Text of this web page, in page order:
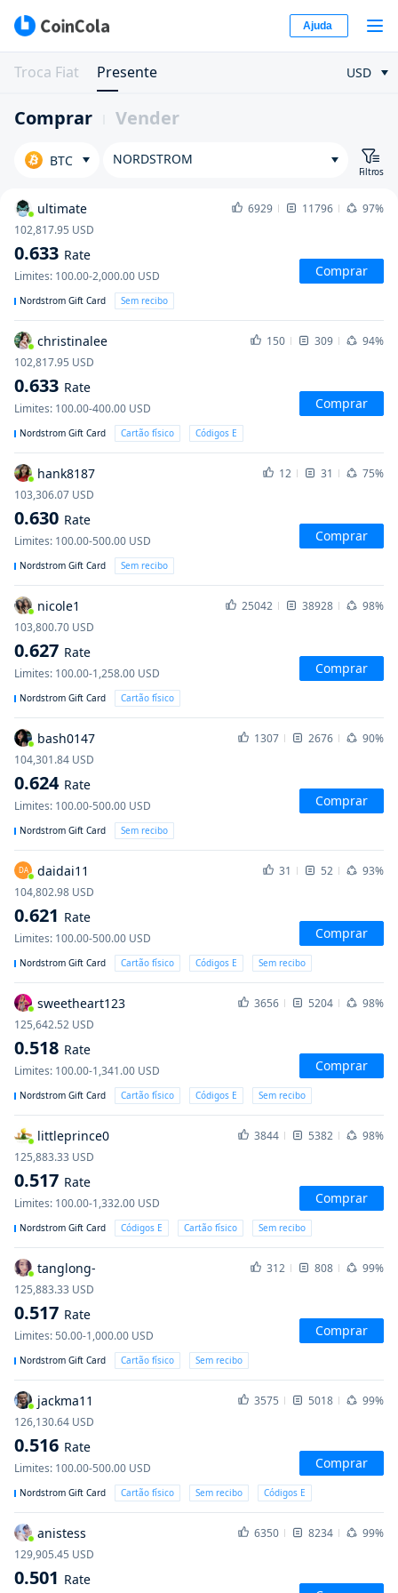
Ajuda
Troca Fiat Presente USD
Comprar Vender
BTC NORDSTROM
Filtros
ultimate 6929 11796
97%
102,817.95 USD
0.633 Rate
Limites: 100.00-2,000.00 USD Comprar
Nordstrom Gift Card Sem recibo
christinalee 150 309
94%
102,817.95 USD
0.633 Rate
Limites: 100.00-400.00 USD Comprar
Nordstrom Gift Card Cartão físico Códigos E
hank8187 12 31
75%
103,306.07 USD
0.630 Rate
Limites: 100.00-500.00 USD Comprar
Nordstrom Gift Card Sem recibo
nicole1 25042 38928
98%
103,800.70 USD
0.627 Rate
Limites: 100.00-1,258.00 USD Comprar
Nordstrom Gift Card Cartão físico
bash0147 1307 2676
90%
104,301.84 USD
0.624 Rate
Limites: 100.00-500.00 USD Comprar
Nordstrom Gift Card Sem recibo
DA daidai11 31 52
93%
104,802.98 USD
0.621 Rate
Limites: 100.00-500.00 USD Comprar
Nordstrom Gift Card Cartão físico Códigos E Sem recibo
sweetheart123 3656 5204
98%
125,642.52 USD
0.518 Rate
Limites: 100.00-1,341.00 USD Comprar
Nordstrom Gift Card Cartão físico Códigos E Sem recibo
littleprince0 3844 5382
98%
125,883.33 USD
0.517 Rate
Limites: 100.00-1,332.00 USD Comprar
Nordstrom Gift Card Códigos E Cartão físico Sem recibo
tanglong- 312 808
99%
125,883.33 USD
0.517 Rate
Limites:50.00-1,000.00 USD Comprar
Nordstrom Gift Card Cartão físico Sem recibo
jackma11 3575 5018
99%
126,130.64 USD
0.516 Rate
Limites: 100.00-500.00 USD Comprar
Nordstrom Gift Card Cartão físico Sem recibo Códigos E
anistess 6350 8234
99%
129,905.45 USD
0.501 Rate